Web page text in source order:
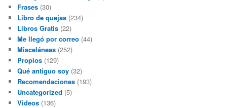
Frases (30)
Libro de quejas (234)
Libros Gratis (22)
Me llegó por correo (44)
Misceláneas (252)
Propios (129)
Qué antiguo soy (32)
Recomendaciones (193)
Uncategorized (5)
Videos (136)